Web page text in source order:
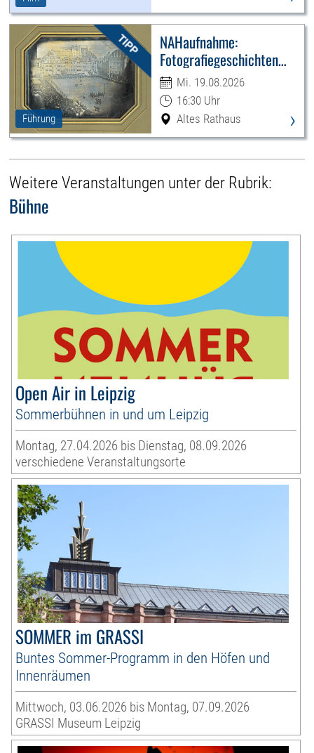
Führung
NAHaufnahme:
Fotografiegeschichten
Leipzigs
Mi. 19.08.2026
16:30 Uhr
Altes Rathaus
›
Weitere Veranstaltungen unter der Rubrik:
Bühne
Open Air in Leipzig
Sommerbühnen in und um Leipzig
Montag, 27.04.2026 bis Dienstag, 08.09.2026
verschiedene Veranstaltungsorte
SOMMER im GRASSI
Buntes Sommer-Programm in den Höfen und
Innenräumen
Mittwoch, 03.06.2026 bis Montag, 07.09.2026
GRASSI Museum Leipzig